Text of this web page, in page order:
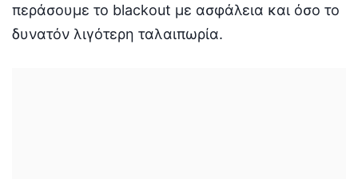
περάσουμε το blackout με ασφάλεια και όσο το
δυνατόν λιγότερη ταλαιπωρία.